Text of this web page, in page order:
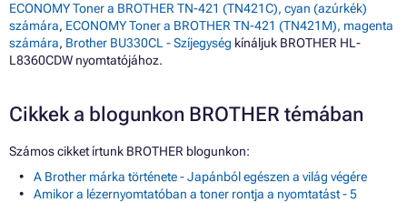
ECONOMY Toner a BROTHER TN-421 (TN421C), cyan (azúrkék)
számára, ECONOMY Toner a BROTHER TN-421 (TN421M), magenta
számára, Brother BU330CL - Szíjegység kínáljuk BROTHER HL-
L8360CDW nyomtatójához.
Cikkek a blogunkon BROTHER témában
Számos cikket írtunk BROTHER blogunkon:
A Brother márka története - Japánból egészen a világ végére
Amikor a lézernyomtatóban a toner rontja a nyomtatást - 5